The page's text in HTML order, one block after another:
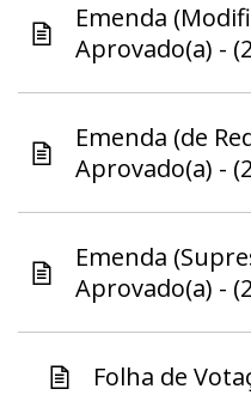
Emenda
Aprovado(a) -
Emenda (de
Aprovado(a) -
Emenda
Aprovado(a) -
Folha de